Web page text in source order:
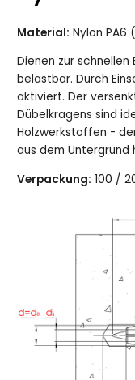
Material: Nylon PA6
Dienen zur
belastbar. Durch
aktiviert. Der
Dübelkragens sind
Holzwerkstoffen -
aus dem Untergrund
Verpackung: 100 /